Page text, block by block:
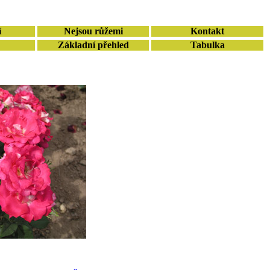
Nejsou růžemi
Kontakt
Základní přehled
Tabulka